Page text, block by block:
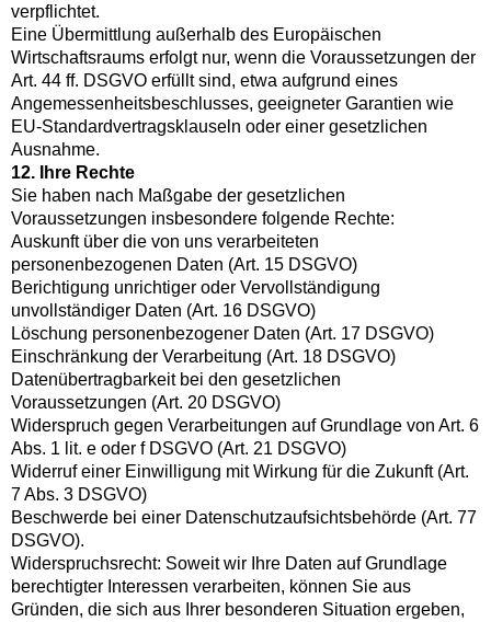
verpflichtet.
Eine Übermittlung außerhalb des Europäischen
Wirtschaftsraums erfolgt nur, wenn die Voraussetzungen der
Art. 44 ff. DSGVO erfüllt sind, etwa aufgrund eines
Angemessenheitsbeschlusses, geeigneter Garantien wie
EU-Standardvertragsklauseln oder einer gesetzlichen
Ausnahme.
12. Ihre Rechte
Sie haben nach Maßgabe der gesetzlichen
Voraussetzungen insbesondere folgende Rechte:
Auskunft über die von uns verarbeiteten
personenbezogenen Daten (Art. 15 DSGVO)
Berichtigung unrichtiger oder Vervollständigung
unvollständiger Daten (Art. 16 DSGVO)
Löschung personenbezogener Daten (Art. 17 DSGVO)
Einschränkung der Verarbeitung (Art. 18 DSGVO)
Datenübertragbarkeit bei den gesetzlichen
Voraussetzungen (Art. 20 DSGVO)
Widerspruch gegen Verarbeitungen auf Grundlage von Art. 6
Abs. 1 lit. e oder f DSGVO (Art. 21 DSGVO)
Widerruf einer Einwilligung mit Wirkung für die Zukunft (Art.
7 Abs. 3 DSGVO)
Beschwerde bei einer Datenschutzaufsichtsbehörde (Art. 77
DSGVO).
Widerspruchsrecht: Soweit wir Ihre Daten auf Grundlage
berechtigter Interessen verarbeiten, können Sie aus
Gründen, die sich aus Ihrer besonderen Situation ergeben,